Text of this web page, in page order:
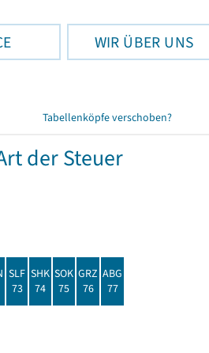
WIR ÜBER UNS
Tabellenköpfe verschoben?
der Steuer
SLF
73
SHK
74
SOK
75
GRZ
76
ABG
77